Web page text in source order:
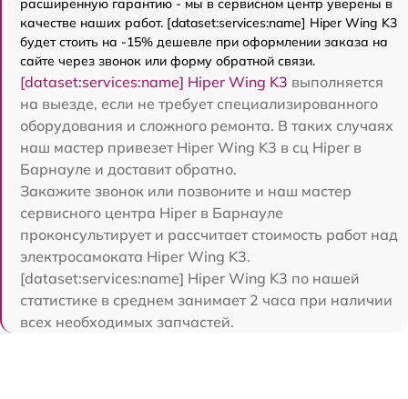
расширенную гарантию - мы в сервисном центр уверены в
качестве наших работ. [dataset:services:name] Hiper Wing K3
будет стоить на -15% дешевле при оформлении заказа на
сайте через звонок или форму обратной связи.
[dataset:services:name] Hiper Wing K3 выполняется
на выезде, если не требует специализированного
оборудования и сложного ремонта. В таких случаях
наш мастер привезет Hiper Wing K3 в сц Hiper в
Барнауле и доставит обратно.
Закажите звонок или позвоните и наш мастер
сервисного центра Hiper в Барнауле
проконсультирует и рассчитает стоимость работ над
электросамоката Hiper Wing K3.
[dataset:services:name] Hiper Wing K3 по нашей
статистике в среднем занимает 2 часа при наличии
всех необходимых запчастей.